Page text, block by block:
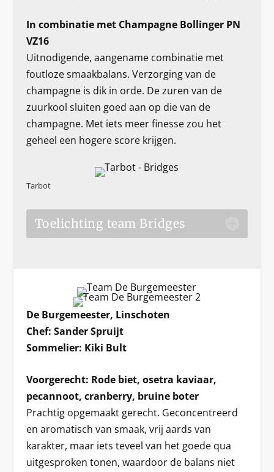
In combinatie met Champagne Bollinger PN
VZ16
Uitnodigende, aangename combinatie met
foutloze smaakbalans. Verzorging van de
champagne is dik in orde. De zuren van de
zuurkool sluiten goed aan op die van de
champagne. Met iets meer finesse zou het
geheel een hogere score krijgen.
Tarbot
Toelichting team Bridges
De Burgemeester, Linschoten
Chef: Sander Spruijt
Sommelier: Kiki Bult
Voorgerecht: Rode biet, osetra kaviaar,
pecannoot, cranberry, bruine boter
Prachtig opgemaakt gerecht. Geconcentreerd
en aromatisch van smaak, vrij aards van
karakter, maar iets teveel van het goede qua
uitgesproken tonen, waardoor de balans niet